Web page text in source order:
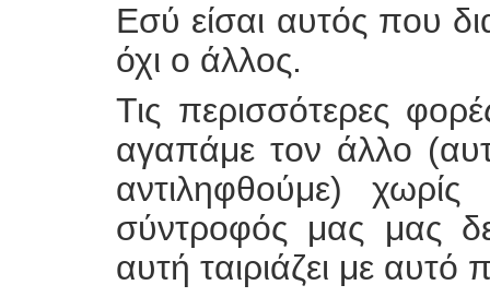
Εσύ είσαι αυτός που
όχι ο άλλος.
Τις περισσότερες
αγαπάμε τον άλλο
αντιληφθούμε)
σύντροφός μας μας
αυτή ταιριάζει με αυτό